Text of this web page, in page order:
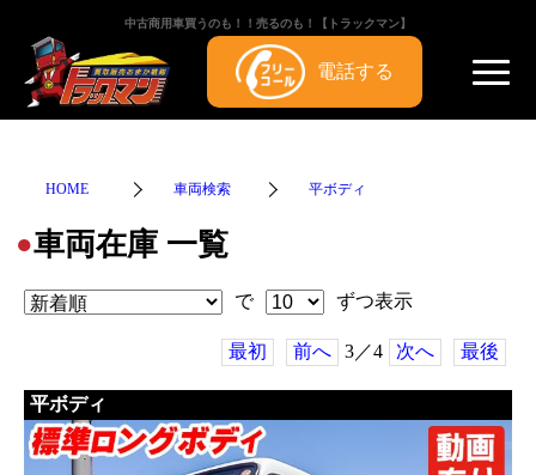
中古商用車買うのも！！売るのも！【トラックマン】
電話する
HOME 車両検索 平ボディ
●車両在庫 一覧
で ずつ表示
最初 前へ 3／4 次へ 最後
平ボディ